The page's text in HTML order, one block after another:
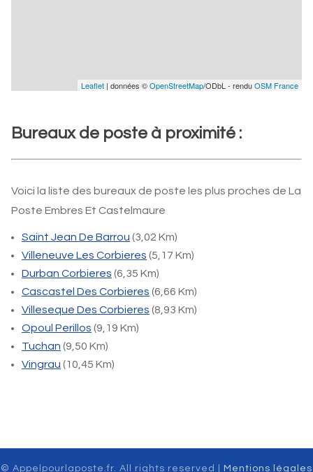
Leaflet | données ©OpenStreetMap/ODbL - renduOSM France
Bureaux de poste à proximité :
Voici la liste des bureaux de poste les plus proches de La
Poste Embres Et Castelmaure
Saint Jean De Barrou (3,02 Km)
Villeneuve Les Corbieres (5,17 Km)
Durban Corbieres (6,35 Km)
Cascastel Des Corbieres (6,66 Km)
Villeseque Des Corbieres (8,93 Km)
Opoul Perillos (9,19 Km)
Tuchan (9,50 Km)
Vingrau (10,45 Km)
© Appelpourlaposte.fr. All rights reserved | Mentions légales